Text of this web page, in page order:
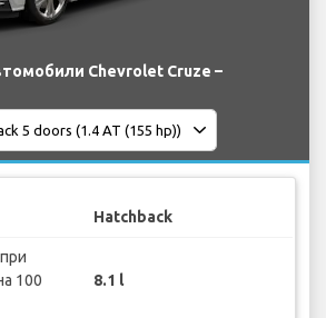
Chevrolet Cruze –
Hatchback
100
8.1 l